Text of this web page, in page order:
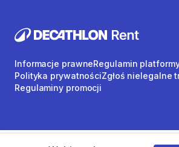
Informacje prawneRegulamin
Polityka prywatnościZgłoś nielegalne
Regulaminy promocji